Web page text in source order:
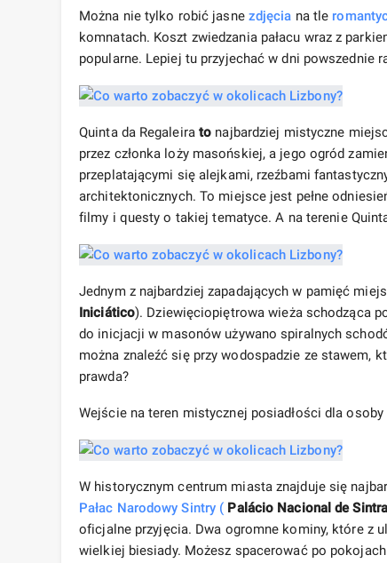
Można nie tylko robić jasne zdjęcia na tle
komnatach. Koszt zwiedzania pałacu wraz z
popularne. Lepiej tu przyjechać w dni powszednie
Quinta da Regaleira to najbardziej mistyczne
przez członka loży masońskiej, a jego ogród
przeplatającymi się alejkami, rzeźbami
architektonicznych. To miejsce jest pełne
filmy i questy o takiej tematyce. A na terenie
Jednym z najbardziej zapadających w pamięć
Iniciático). Dziewięciopiętrowa wieża schodząca
do inicjacji w masonów używano spiralnych
można znaleźć się przy wodospadzie ze stawem,
prawda?
Wejście na teren mistycznej posiadłości dla
W historycznym centrum miasta znajduje się
Pałac Narodowy Sintry ( Palácio Nacional de
oficjalne przyjęcia. Dwa ogromne kominy, które z
wielkiej biesiady. Możesz spacerować po